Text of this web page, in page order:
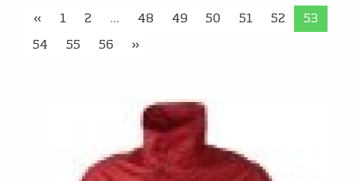
« 1 2 ... 48 49 50 51 52 53
54 55 56 »